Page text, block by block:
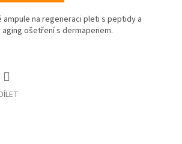
na regeneraci pleti s peptidy a
ošetření s dermapenem.